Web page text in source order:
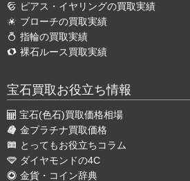
ピアス・イヤリングの買取実績
ブローチの買取実績
指輪の買取実績
裸石ルース買取実績
宝石買取お役立ち情報
宝石(色石)買取価格相場
金プラチナ買取価格
とってもお役立ちコラム
ダイヤモンドの4C
金貨・コイン辞典